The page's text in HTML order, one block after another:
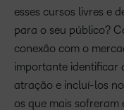
esses cursos livres e
para o seu público?
conexão com o
importante identificar
atração e incluí-los
os que mais sofreram